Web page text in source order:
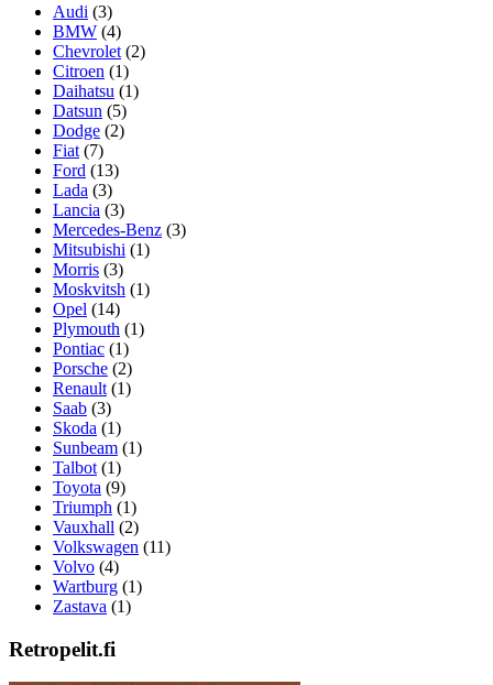
Audi (3)
BMW (4)
Chevrolet (2)
Citroen (1)
Daihatsu (1)
Datsun (5)
Dodge (2)
Fiat (7)
Ford (13)
Lada (3)
Lancia (3)
Mercedes-Benz (3)
Mitsubishi (1)
Morris (3)
Moskvitsh (1)
Opel (14)
Plymouth (1)
Pontiac (1)
Porsche (2)
Renault (1)
Saab (3)
Skoda (1)
Sunbeam (1)
Talbot (1)
Toyota (9)
Triumph (1)
Vauxhall (2)
Volkswagen (11)
Volvo (4)
Wartburg (1)
Zastava (1)
Retropelit.fi